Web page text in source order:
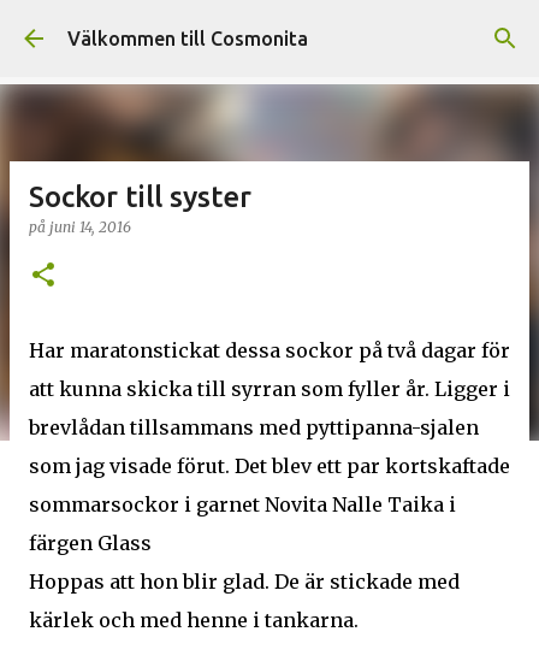
Fortsätt till huvudinnehåll
Välkommen till Cosmonita
Sockor till syster
på juni 14, 2016
Har maratonstickat dessa sockor på två dagar för
att kunna skicka till syrran som fyller år. Ligger i
brevlådan tillsammans med pyttipanna-sjalen
som jag visade förut. Det blev ett par kortskaftade
sommarsockor i garnet Novita Nalle Taika i
färgen Glass
Hoppas att hon blir glad. De är stickade med
kärlek och med henne i tankarna.